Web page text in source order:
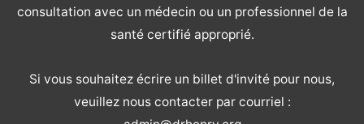
consultation avec un médecin ou un professionnel de la
santé certifié approprié.
Si vous souhaitez écrire un billet d'invité pour nous,
veuillez nous contacter par courriel :